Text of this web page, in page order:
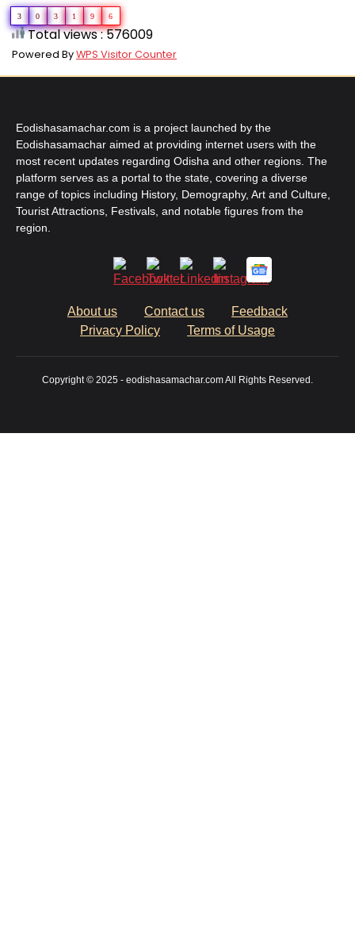
3 0 3 1 9 6
Total views : 576009
Powered ByWPS Visitor Counter
Eodishasamachar.com is a project launched by the
Eodishasamachar aimed at providing internet users with the
most recent updates regarding Odisha and other regions. The
platform serves as a portal to the state, covering a diverse
range of topics including History, Demography, Art and Culture,
Tourist Attractions, Festivals, and notable figures from the
region.
About us Contact us
Feedback
Privacy Policy
Terms of Usage
Copyright © 2025 - eodishasamachar.com All Rights Reserved.